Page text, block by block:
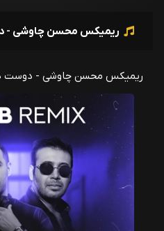
ریمیکس محسن چاوشی -
ریمیکس محسن چاوشی - دوست